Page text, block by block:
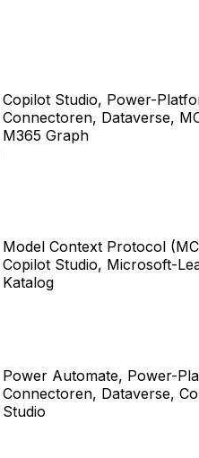
Copilot Studio, Power-
Connectoren, Dataverse,
M365 Graph
Model Context Protocol
Copilot Studio, Microsoft-
Katalog
Power Automate, Power-
Connectoren, Dataverse,
Studio